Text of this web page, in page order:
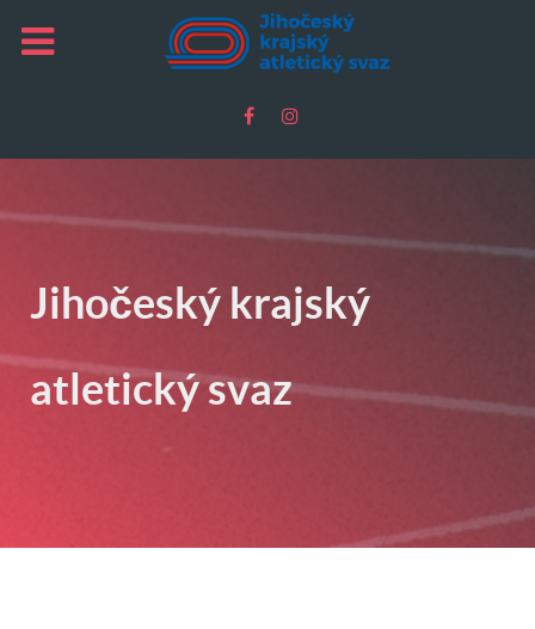
Jihočeský krajský
atletický svaz